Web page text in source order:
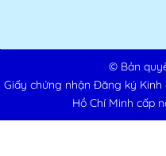
© Bản
Giấy chứng nhận Đăng ký Kinh
Hồ Chí Minh cấp